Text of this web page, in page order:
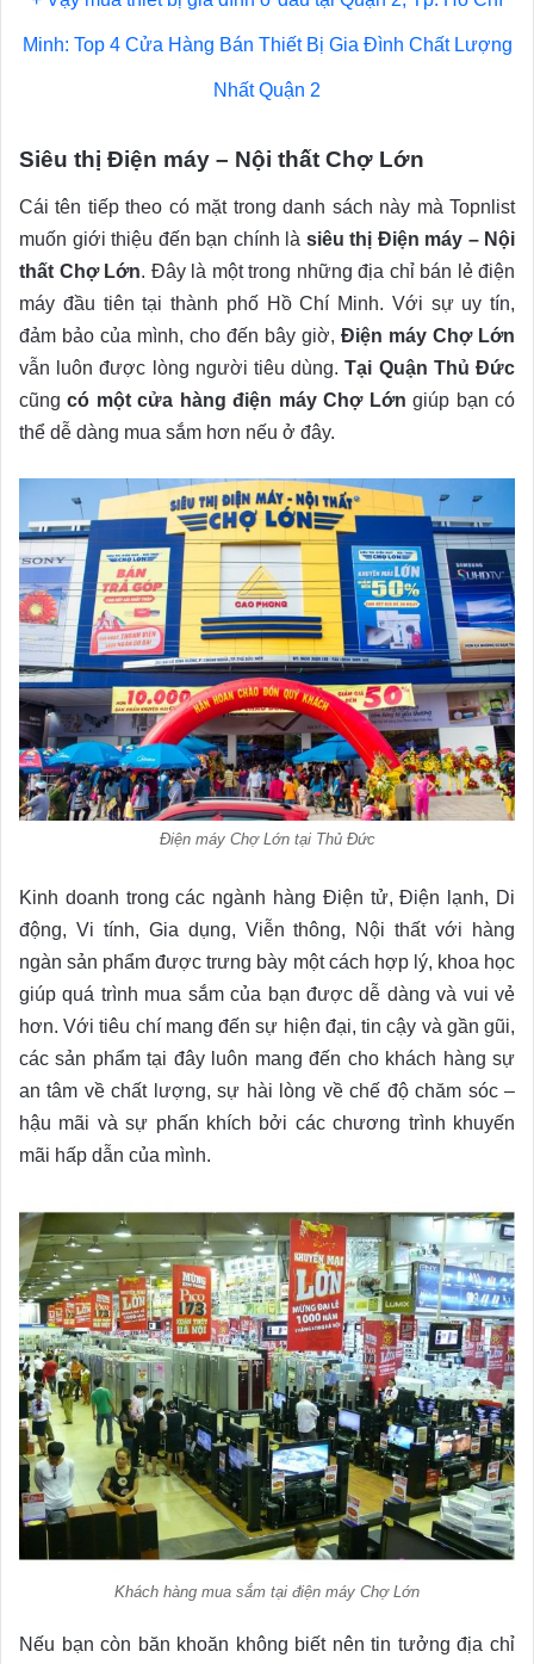
Minh: Top 4 Cửa Hàng Bán Thiết Bị Gia Đình Chất Lượng
Nhất Quận 2
Siêu thị Điện máy – Nội thất Chợ Lớn
Cái tên tiếp theo có mặt trong danh sách này mà Topnlist
muốn giới thiệu đến bạn chính là siêu thị Điện máy – Nội
thất Chợ Lớn. Đây là một trong những địa chỉ bán lẻ điện
máy đầu tiên tại thành phố Hồ Chí Minh. Với sự uy tín,
đảm bảo của mình, cho đến bây giờ, Điện máy Chợ Lớn
vẫn luôn được lòng người tiêu dùng.Tại Quận Thủ Đức
cũngcó một cửa hàng điện máy Chợ Lớn giúp bạn có
thể dễ dàng mua sắm hơn nếu ở đây.
Điện máy Chợ Lớn tại Thủ Đức
Kinh doanh trong các ngành hàng Điện tử, Điện lạnh, Di
động, Vi tính, Gia dụng, Viễn thông, Nội thất với hàng
ngàn sản phẩm được trưng bày một cách hợp lý, khoa học
giúp quá trình mua sắm của bạn được dễ dàng và vui vẻ
hơn. Với tiêu chí mang đến sự hiện đại, tin cậy và gần gũi,
các sản phẩm tại đây luôn mang đến cho khách hàng sự
an tâm về chất lượng, sự hài lòng về chế độ chăm sóc –
hậu mãi và sự phấn khích bởi các chương trình khuyến
mãi hấp dẫn của mình.
Khách hàng mua sắm tại điện máy Chợ Lớn
Nếu bạn còn băn khoăn không biết nên tin tưởng địa chỉ